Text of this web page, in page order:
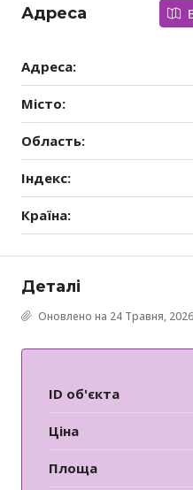
Адреса
Адреса:
Місто:
Область:
Індекс:
Країна:
Деталі
Оновлено на 24 Травня,
ID об'єкта
Ціна
Площа